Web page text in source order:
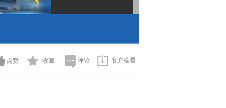
2012-02-10 20:40:24
点赞 收藏 评论 客户端看